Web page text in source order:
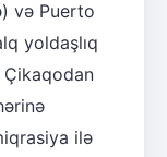
və Puerto
yoldaşlıq
Çikaqodan
ilə